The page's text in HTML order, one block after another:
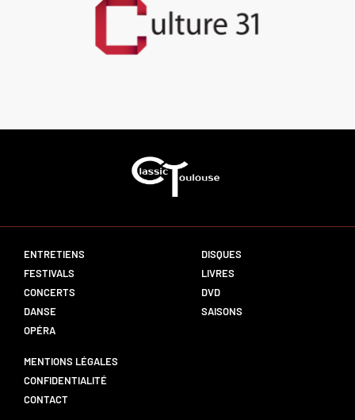
ENTRETIENS
FESTIVALS
CONCERTS
DANSE
OPÉRA
DISQUES
LIVRES
DVD
SAISONS
MENTIONS LÉGALES
CONFIDENTIALITÉ
CONTACT